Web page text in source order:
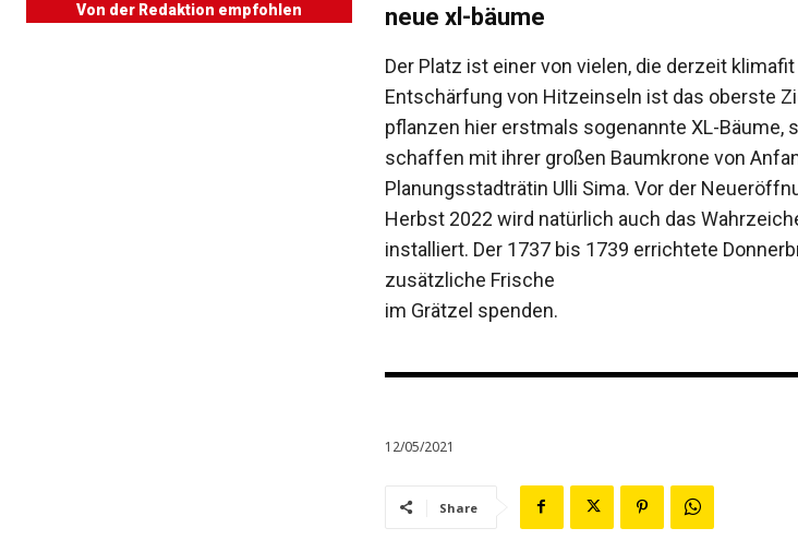
Von der Redaktion empfohlen neue xl-bäume
Der Platz ist einer von ­vielen, die derzeit
Entschärfung von Hitze­inseln ist das oberste
pflanzen hier erstmals sogenannte XL-Bäume,
schaffen mit ihrer großen Baumkrone von
Planungsstadträtin Ulli Sima. Vor der
Herbst 2022 wird natürlich auch das
installiert. Der 1737 bis 1739 errichtete
zusätzliche Frische
im Grätzel spenden.
12/05/2021
Share